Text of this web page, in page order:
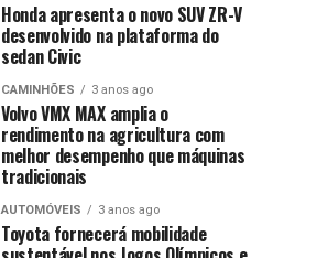
Honda apresenta o novo SUV ZR-V
desenvolvido na plataforma do
sedan Civic
CAMINHÕES 3 anos ago
Volvo VMX MAX amplia o
rendimento na agricultura com
melhor desempenho que máquinas
tradicionais
AUTOMÓVEIS 3 anos ago
Toyota fornecerá mobilidade